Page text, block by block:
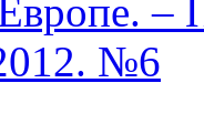
Европе.
№6